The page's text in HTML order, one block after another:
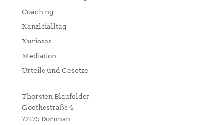
Coaching
Kanzleialltag
Kurioses
Mediation
Urteile und Gesetze
Thorsten Blaufelder
Goethestraße 4
72175 Dornhan